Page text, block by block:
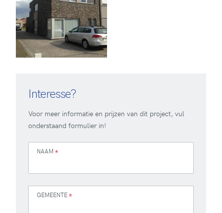
Interesse?
Voor meer informatie en prijzen van dit project, vul
onderstaand formulier in!
NAAM *
GEMEENTE*